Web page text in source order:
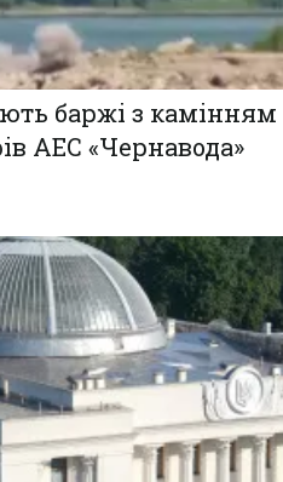
баржі з
АЕС «Чернавода»